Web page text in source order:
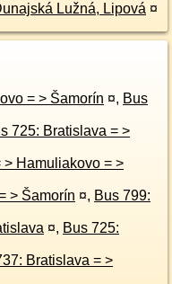
Lužná, Lipová ¤
Bus 799: Bratislava = > Hamuliakovo = > Šamorín ¤, Bus
725: Bratislava = >
>
Bus 727: Bratislava = > Šamorín ¤, Bus 799:
= > Bratislava ¤, Bus 725:
Bratislava = >